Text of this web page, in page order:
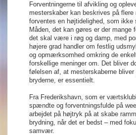
Forventningerne til afvikling og
mesterskaber kan beskrives på
forventes en højtidelighed, som
Måden, det kan gøres er der mange
det skal være i røg og damp, med
højere grad handler om festlig
og opmærksomhed omkring de
forskellige meninger om. Det bliver
følelsen af, at mesterskaberne
bryderne, er essentielt.
Fra Frederikshavn, som er
spændte og forventningsfulde på
arbejdet på højtryk på at skabe
brydning, når det er bedst – med
samvær.